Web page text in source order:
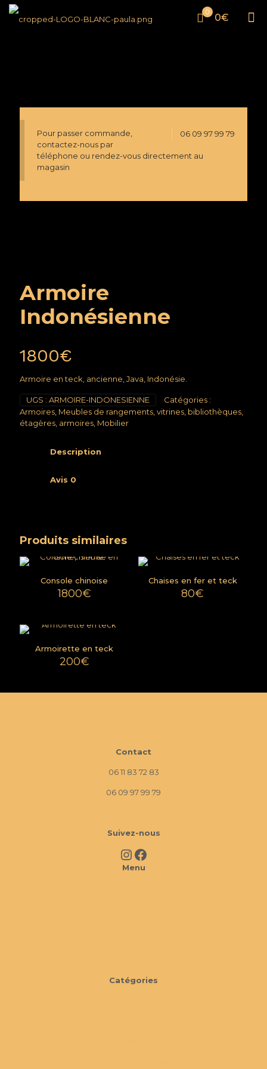
0 0€
06 09 97 99 79
Pour passer commande,
contactez-nous par
téléphone ou rendez-vous directement au
magasin
Armoire
Indonésienne
1800€
Armoire en teck, ancienne, Java, Indonésie.
UGS : ARMOIRE-INDONESIENNE
Catégories :
Armoires Meubles de rangements, vitrines, bibliothèques,
étagères, armoires Mobilier
Description
Avis 0
Produits similaires
Console chinoise
1800€
Chaises en fer et teck
80€
Armoirette en teck
200€
Contact
06 11 83 72 83
06 09 97 99 79
Suivez-nous
InstagramFacebook
Menu
Catégories